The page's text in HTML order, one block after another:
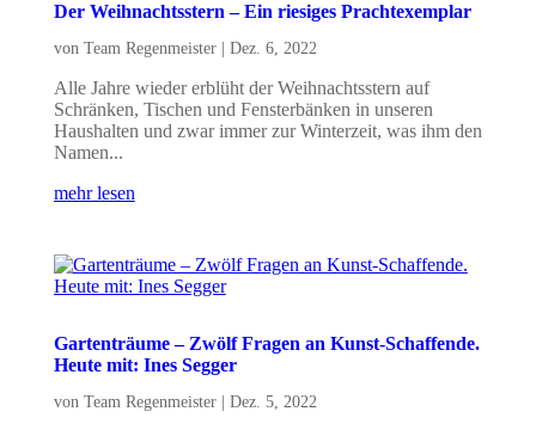
Der Weihnachtsstern – Ein riesiges Prachtexemplar
von Team Regenmeister| Dez. 6, 2022
Alle Jahre wieder erblüht der Weihnachtsstern auf
Schränken, Tischen und Fensterbänken in unseren
Haushalten und zwar immer zur Winterzeit, was ihm den
Namen...
mehr lesen
Gartenträume – Zwölf Fragen an Kunst-Schaffende.
Heute mit: Ines Segger
von Team Regenmeister| Dez. 5, 2022